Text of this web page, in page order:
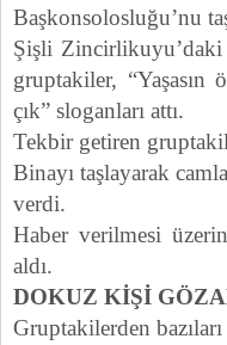
Başkonsolosluğu’nu
Şişli Zincirlikuyu’daki
gruptakiler,
çık” sloganları attı.
Tekbir getiren
Binayı taşlayarak
verdi.
Haber verilmesi
aldı.
DOKUZ KİŞİ
Gruptakilerden